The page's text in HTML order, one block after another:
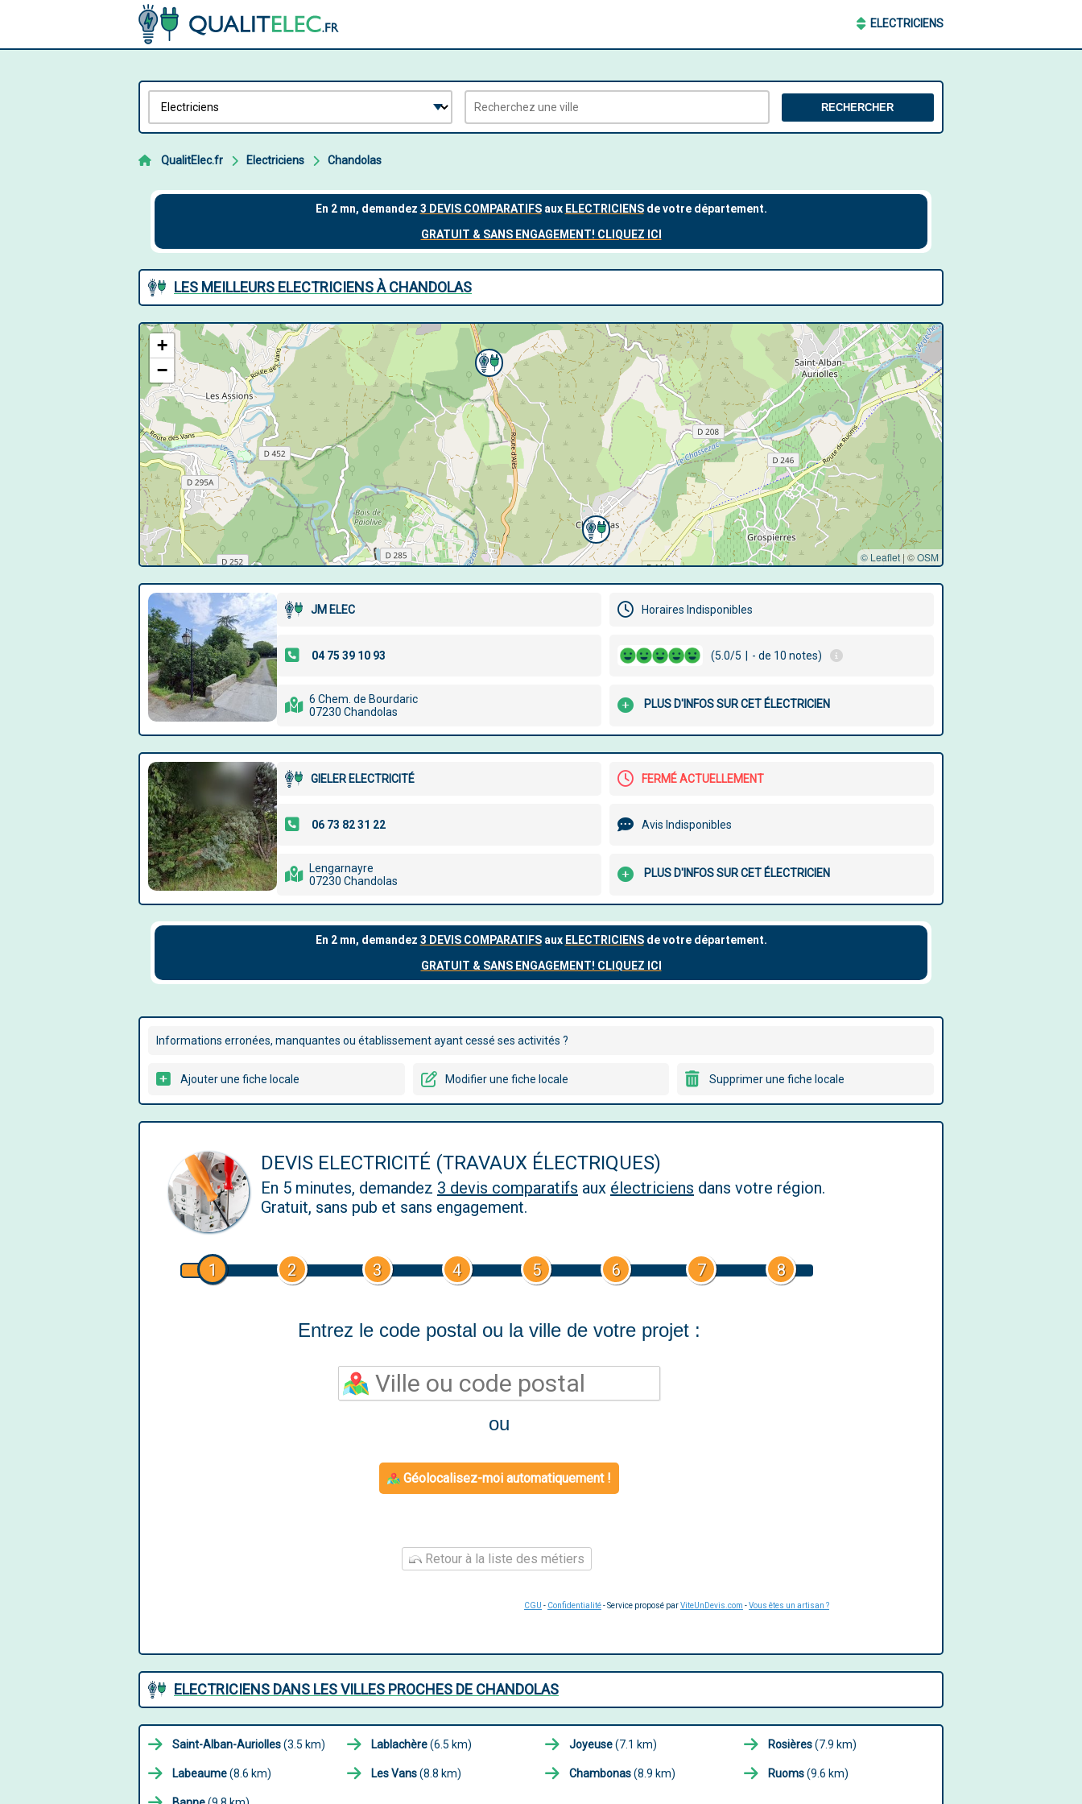
ELECTRICIENS
RECHERCHER
QualitElec.fr Electriciens Chandolas
LES MEILLEURS ELECTRICIENS À CHANDOLAS
+
−
© Leaflet | ©OSM
JM ELEC Horaires Indisponibles
(5.0/5 - de 10 notes)
6 Chem. de Bourdaric
07230 Chandolas
PLUS D'INFOS SUR CET ÉLECTRICIEN
GIELER ELECTRICITÉ FERMÉ ACTUELLEMENT
Avis Indisponibles
Lengarnayre
07230 Chandolas
PLUS D'INFOS SUR CET ÉLECTRICIEN
Informations erronées, manquantes ou établissement ayant cessé ses activités ?
Ajouter une fiche locale Modifier une fiche locale Supprimer une fiche locale
DEVIS ELECTRICITÉ (TRAVAUX ÉLECTRIQUES)
En 5 minutes, demandez 3 devis comparatifs aux électriciens dans votre région.
Gratuit, sans pub et sans engagement.
1 2 3 4 5 6 7 8
Entrez le code postal ou la ville de votre projet :
ou
Géolocalisez-moi automatiquement !
Retour à la liste des métiers
CGU - Confidentialité- Service proposé parViteUnDevis.com -Vous êtes un artisan ?
ELECTRICIENS DANS LES VILLES PROCHES DE CHANDOLAS
Saint-Alban-Auriolles(3.5 km) Lablachère(6.5 km) Joyeuse(7.1 km) Rosières(7.9 km)
Labeaume(8.6 km) Les Vans(8.8 km) Chambonas(8.9 km) Ruoms(9.6 km)